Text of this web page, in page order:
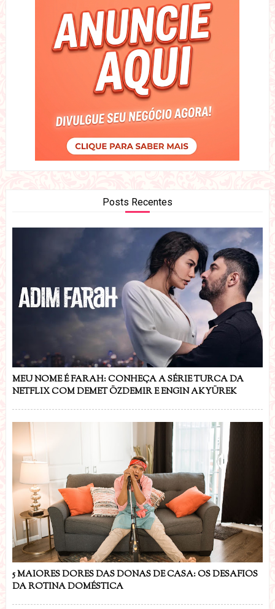
Posts Recentes
MEU NOME É FARAH: CONHEÇA A SÉRIE TURCA DA
NETFLIX COM DEMET ÖZDEMIR E ENGIN AKYÜREK
5 MAIORES DORES DAS DONAS DE CASA: OS DESAFIOS
DA ROTINA DOMÉSTICA